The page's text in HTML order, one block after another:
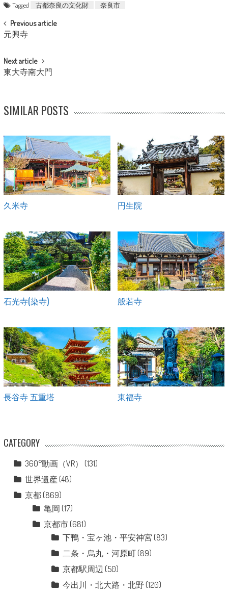
Tagged 古都奈良の文化財 奈良市
POST NAVIGATION
Previous article
元興寺
Next article
東大寺南大門
SIMILAR POSTS
久米寺 円生院
石光寺(染寺) 般若寺
長谷寺 五重塔 東福寺
CATEGORY
360°動画（VR）
(131)
世界遺産 (48)
京都(869)
亀岡 (17)
京都市(681)
下鴨・宝ヶ池・平安神宮 (83)
二条・烏丸・河原町(89)
京都駅周辺 (50)
今出川・北大路・北野 (120)